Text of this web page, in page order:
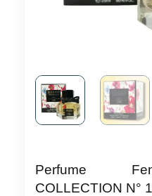
Perfume
COLLECTION N°